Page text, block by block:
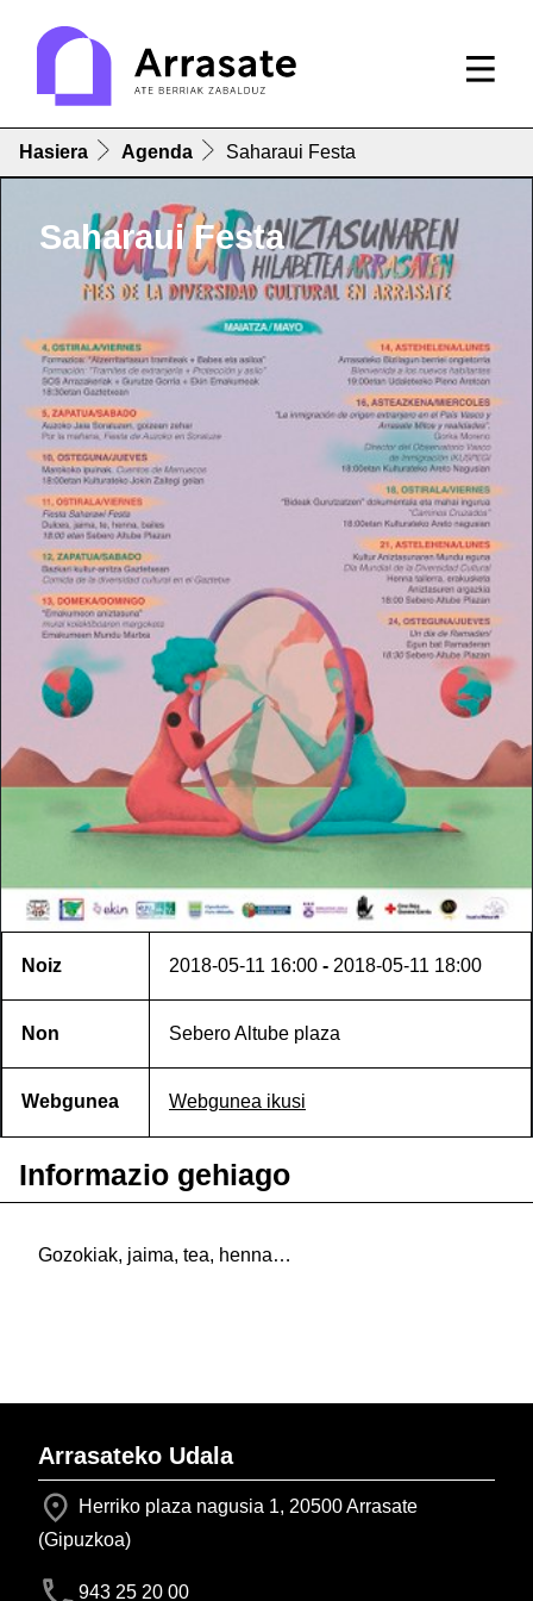
Hasiera Agenda Saharaui Festa
Saharaui Festa
Noiz 2018-05-11 16:00 - 2018-05-11 18:00
Non Sebero Altube plaza
Webgunea Webgunea ikusi
Informazio gehiago
Gozokiak, jaima, tea, henna…
Arrasateko Udala
Herriko plaza nagusia 1, 20500 Arrasate
(Gipuzkoa)
943 25 20 00